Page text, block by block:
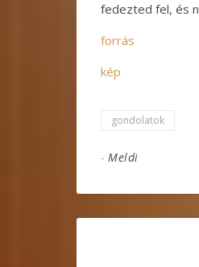
fedezted fel, és
forrás
kép
gondolatok
- Meldi